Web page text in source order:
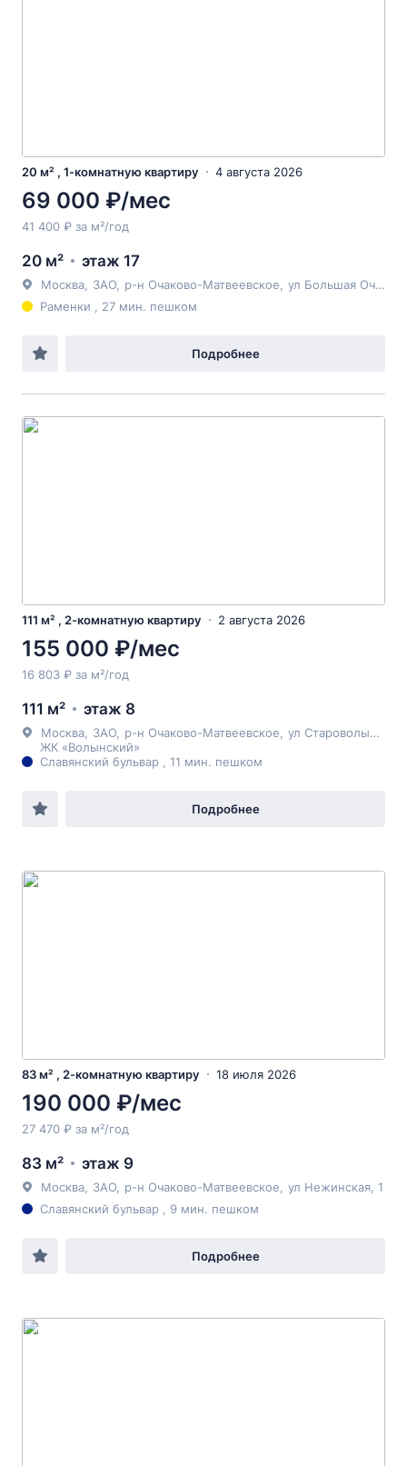
20 м² , 1-комнатную квартиру 4 августа 2026
69 000 ₽/мес
41 400 ₽ за м²/год
20 м² этаж 17
Москва ЗАО р-н Очаково-Матвеевское
ул Большая Очаковская
Раменки , 27 мин. пешком
Подробнее
111 м² , 2-комнатную квартиру 2 августа 2026
155 000 ₽/мес
16 803 ₽ за м²/год
111 м² этаж 8
Москва ЗАО р-н Очаково-Матвеевское ул Староволынская
ЖК «Волынский»
Славянский бульвар , 11 мин. пешком
Подробнее
83 м² , 2-комнатную квартиру 18 июля 2026
190 000 ₽/мес
27 470 ₽ за м²/год
83 м² этаж 9
Москва ЗАО р-н Очаково-Матвеевское ул Нежинская , 1
Славянский бульвар , 9 мин. пешком
Подробнее